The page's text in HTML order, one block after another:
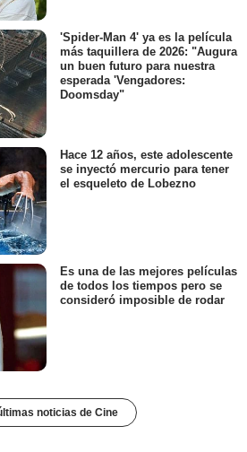
'Spider-Man 4' ya es la película
más taquillera de 2026: "Augura
un buen futuro para nuestra
esperada 'Vengadores:
Doomsday"
Hace 12 años, este adolescente
se inyectó mercurio para tener
el esqueleto de Lobezno
Es una de las mejores películas
de todos los tiempos pero se
consideró imposible de rodar
noticias de Cine